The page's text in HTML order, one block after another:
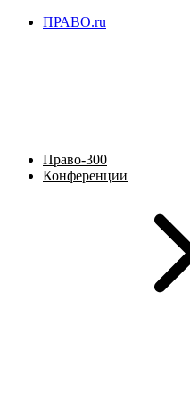
ПРАВО.ru
Право-300
Конференции